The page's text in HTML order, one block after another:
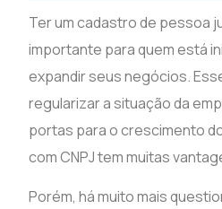
Ter um cadastro de pessoa
importante para quem está
expandir seus negócios.
regularizar a situação da
portas para o crescimento
com CNPJ tem muitas
Porém, há muito mais